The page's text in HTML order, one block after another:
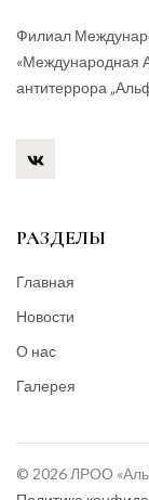
Филиал
«Международная
антитеррора
РАЗДЕЛЫ
Главная
Новости
О нас
Галерея
© 2026 ЛРОО